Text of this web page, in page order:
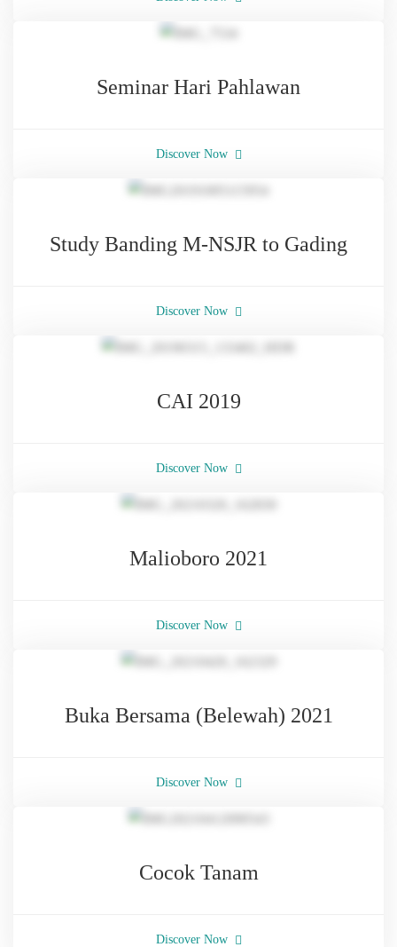
Seminar Hari Pahlawan
Discover Now
Study Banding M-NSJR to Gading
Discover Now
CAI 2019
Discover Now
Malioboro 2021
Discover Now
Buka Bersama (Belewah) 2021
Discover Now
Cocok Tanam
Discover Now